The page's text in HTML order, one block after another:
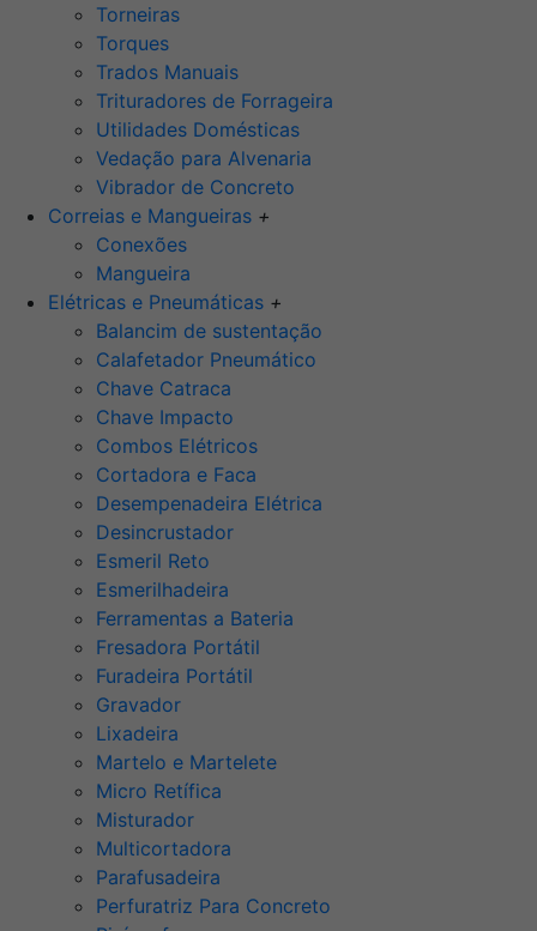
Torneiras
Torques
Trados Manuais
Trituradores de Forrageira
Utilidades Domésticas
Vedação para Alvenaria
Vibrador de Concreto
Correias e Mangueiras +
Conexões
Mangueira
Elétricas e Pneumáticas +
Balancim de sustentação
Calafetador Pneumático
Chave Catraca
Chave Impacto
Combos Elétricos
Cortadora e Faca
Desempenadeira Elétrica
Desincrustador
Esmeril Reto
Esmerilhadeira
Ferramentas a Bateria
Fresadora Portátil
Furadeira Portátil
Gravador
Lixadeira
Martelo e Martelete
Micro Retífica
Misturador
Multicortadora
Parafusadeira
Perfuratriz Para Concreto